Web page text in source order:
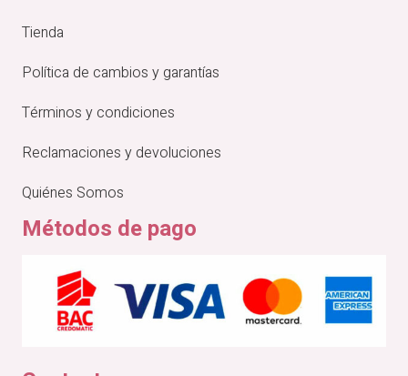
Tienda
Política de cambios y garantías
Términos y condiciones
Reclamaciones y devoluciones
Quiénes Somos
Métodos de pago